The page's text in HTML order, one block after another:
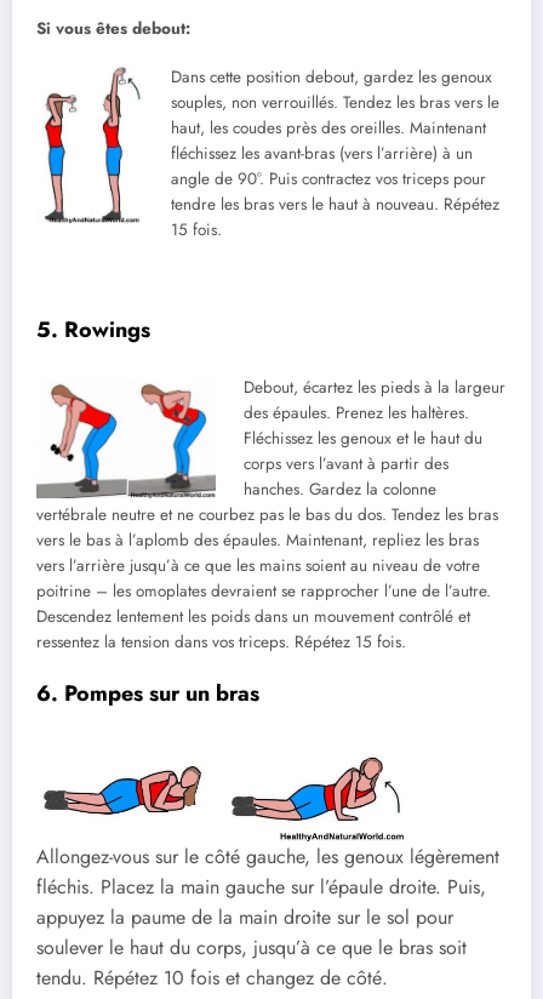
Si vous êtes debout:
Dans cette position debout, gardez les genoux
souples, non verrouillés. Tendez les bras vers le
haut, les coudes près des oreilles. Maintenant
fléchissez les avant-bras (vers l’arrière) à un
angle de 90°. Puis contractez vos triceps pour
tendre les bras vers le haut à nouveau. Répétez
15 fois.
5. Rowings
Debout, écartez les pieds à la largeur
des épaules. Prenez les haltères.
Fléchissez les genoux et le haut du
corps vers l’avant à partir des
hanches. Gardez la colonne
vertébrale neutre et ne courbez pas le bas du dos. Tendez les bras
vers le bas à l’aplomb des épaules. Maintenant, repliez les bras
vers l’arrière jusqu’à ce que les mains soient au niveau de votre
poitrine – les omoplates devraient se rapprocher l’une de l’autre.
Descendez lentement les poids dans un mouvement contrôlé et
ressentez la tension dans vos triceps. Répétez 15 fois.
6. Pompes sur un bras
Allongez-vous sur le côté gauche, les genoux légèrement
fléchis. Placez la main gauche sur l’épaule droite. Puis,
appuyez la paume de la main droite sur le sol pour
soulever le haut du corps, jusqu’à ce que le bras soit
tendu. Répétez 10 fois et changez de côté.